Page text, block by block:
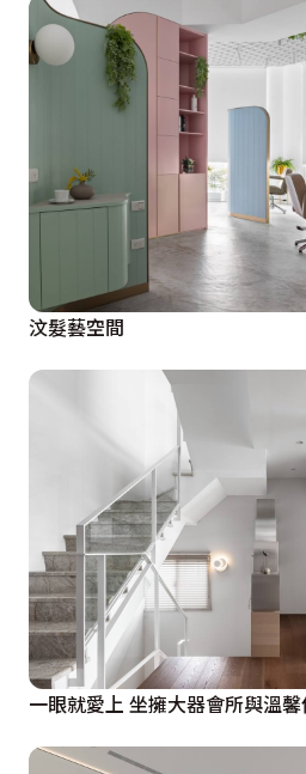
汶髮藝空間
一眼就愛上 坐擁大器會所與溫馨